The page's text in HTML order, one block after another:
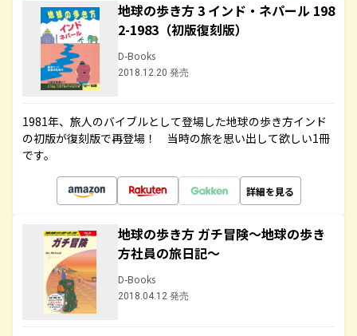
地球の歩き方 3 インド・ネパール 198
2-1983（初版復刻版）
D-Books
2018.12.20 発売
1981年、旅人のバイブルとして登場した地球の歩き方インド
の初版が復刻版で再登場！ 当時の旅を思い出して欲しい1冊
です。
詳細を見る
地球の歩き方 ガチ冒険～地球の歩き
方社員の旅日記～
D-Books
2018.04.12 発売